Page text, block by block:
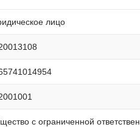
лицо
с ограниченной